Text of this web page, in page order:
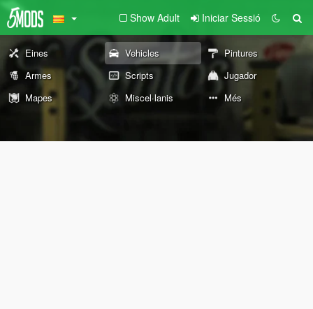
Show Adult Iniciar Sessió
Eines Vehicles
Pintures
Armes
Scripts
Jugador
Mapes
Miscel·lanis Més